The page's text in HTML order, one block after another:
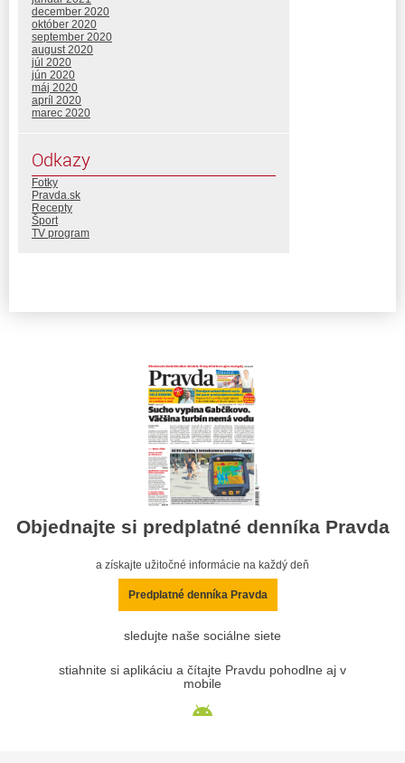
december 2020
október 2020
september 2020
august 2020
júl 2020
jún 2020
máj 2020
apríl 2020
marec 2020
Odkazy
Fotky
Pravda.sk
Recepty
Šport
TV program
Objednajte si predplatné denníka Pravda
a získajte užitočné informácie na každý deň
Predplatné denníka Pravda
sledujte naše sociálne siete
stiahnite si aplikáciu a čítajte Pravdu pohodlne aj v
mobile